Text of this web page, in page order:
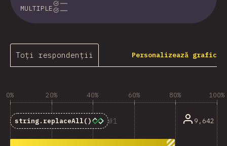
MULTIPLE
Toți respondenții Personalizează grafic
0% 20% 40% 60% 80% 100%
1
string.replaceAll() 9,642